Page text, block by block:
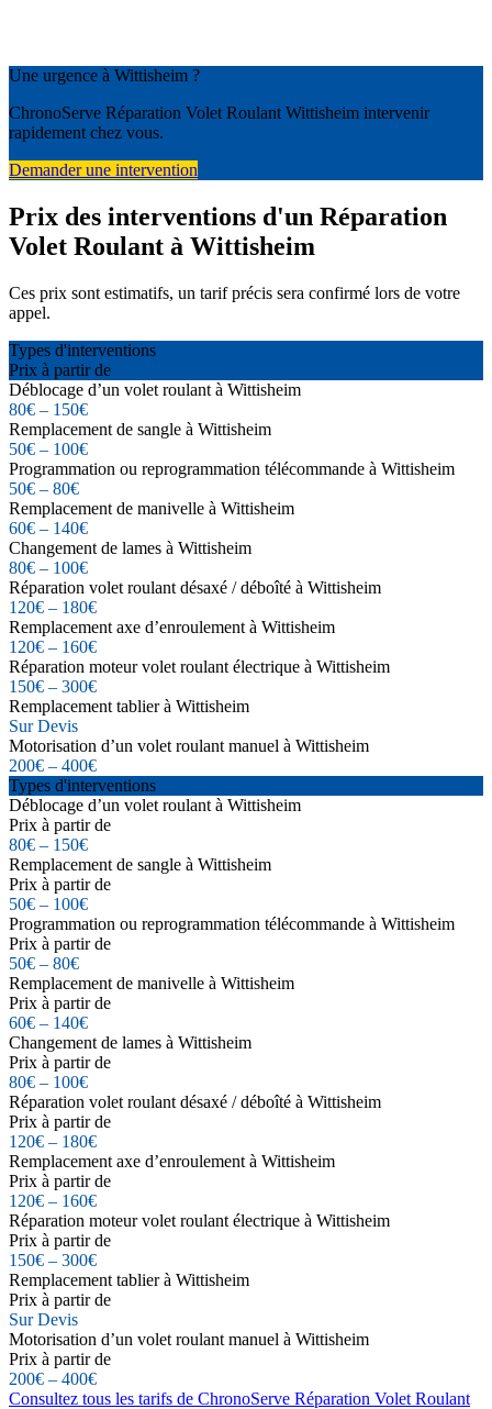
Une urgence à Wittisheim ?
ChronoServe Réparation Volet Roulant Wittisheim intervenir
rapidement chez vous.
Demander une intervention
Prix des interventions d'un Réparation
Volet Roulant à Wittisheim
Ces prix sont estimatifs, un tarif précis sera confirmé lors de votre
appel.
Types d'interventions
Prix à partir de
Déblocage d’un volet roulant à Wittisheim
80€ – 150€
Remplacement de sangle à Wittisheim
50€ – 100€
Programmation ou reprogrammation télécommande à Wittisheim
50€ – 80€
Remplacement de manivelle à Wittisheim
60€ – 140€
Changement de lames à Wittisheim
80€ – 100€
Réparation volet roulant désaxé / déboîté à Wittisheim
120€ – 180€
Remplacement axe d’enroulement à Wittisheim
120€ – 160€
Réparation moteur volet roulant électrique à Wittisheim
150€ – 300€
Remplacement tablier à Wittisheim
Sur Devis
Motorisation d’un volet roulant manuel à Wittisheim
200€ – 400€
Types d'interventions
Déblocage d’un volet roulant à Wittisheim
Prix à partir de
80€ – 150€
Remplacement de sangle à Wittisheim
Prix à partir de
50€ – 100€
Programmation ou reprogrammation télécommande à Wittisheim
Prix à partir de
50€ – 80€
Remplacement de manivelle à Wittisheim
Prix à partir de
60€ – 140€
Changement de lames à Wittisheim
Prix à partir de
80€ – 100€
Réparation volet roulant désaxé / déboîté à Wittisheim
Prix à partir de
120€ – 180€
Remplacement axe d’enroulement à Wittisheim
Prix à partir de
120€ – 160€
Réparation moteur volet roulant électrique à Wittisheim
Prix à partir de
150€ – 300€
Remplacement tablier à Wittisheim
Prix à partir de
Sur Devis
Motorisation d’un volet roulant manuel à Wittisheim
Prix à partir de
200€ – 400€
Consultez tous les tarifs de ChronoServe Réparation Volet Roulant